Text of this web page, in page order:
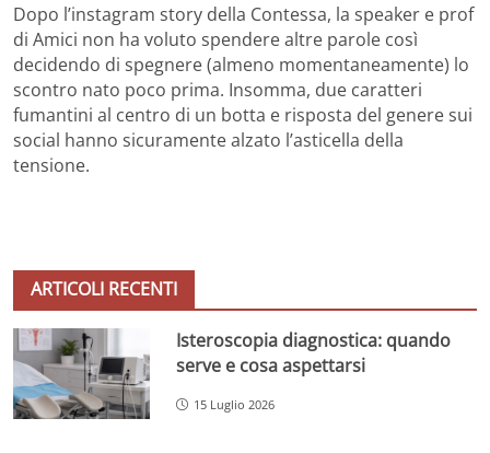
Dopo l’instagram story della Contessa, la speaker e prof
di Amici non ha voluto spendere altre parole così
decidendo di spegnere (almeno momentaneamente) lo
scontro nato poco prima. Insomma, due caratteri
fumantini al centro di un botta e risposta del genere sui
social hanno sicuramente alzato l’asticella della
tensione.
ARTICOLI RECENTI
Isteroscopia diagnostica: quando
serve e cosa aspettarsi
15 Luglio 2026